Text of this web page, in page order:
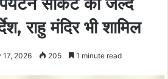
राहु मंदिर भी शामिल
17, 2026 205 1 minute read